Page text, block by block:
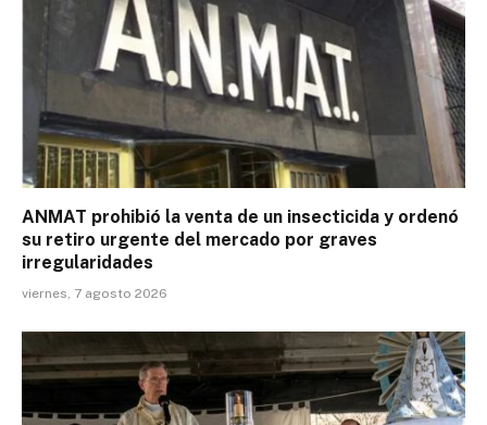
ANMAT prohibió la venta de un insecticida y ordenó
su retiro urgente del mercado por graves
irregularidades
viernes, 7 agosto 2026